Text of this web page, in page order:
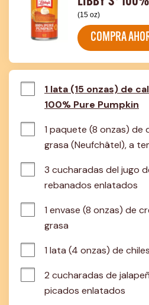
(15 oz)
COMPRA
1 lata (15 onzas) de
100% Pure Pumpkin
1 paquete (8 onzas) de
grasa (Neufchâtel), a
3 cucharadas del jugo
rebanados enlatados
1 envase (8 onzas) de
grasa
1 lata (4 onzas) de
2 cucharadas de
picados enlatados